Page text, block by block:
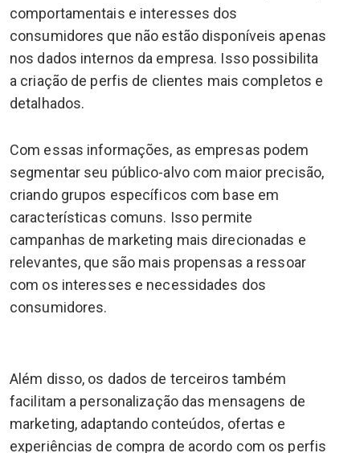
comportamentais e interesses dos
consumidores que não estão disponíveis apenas
nos dados internos da empresa. Isso possibilita
a criação de perfis de clientes mais completos e
detalhados.
Com essas informações, as empresas podem
segmentar seu público-alvo com maior precisão,
criando grupos específicos com base em
características comuns. Isso permite
campanhas de marketing mais direcionadas e
relevantes, que são mais propensas a ressoar
com os interesses e necessidades dos
consumidores.
Além disso, os dados de terceiros também
facilitam a personalização das mensagens de
marketing, adaptando conteúdos, ofertas e
experiências de compra de acordo com os perfis